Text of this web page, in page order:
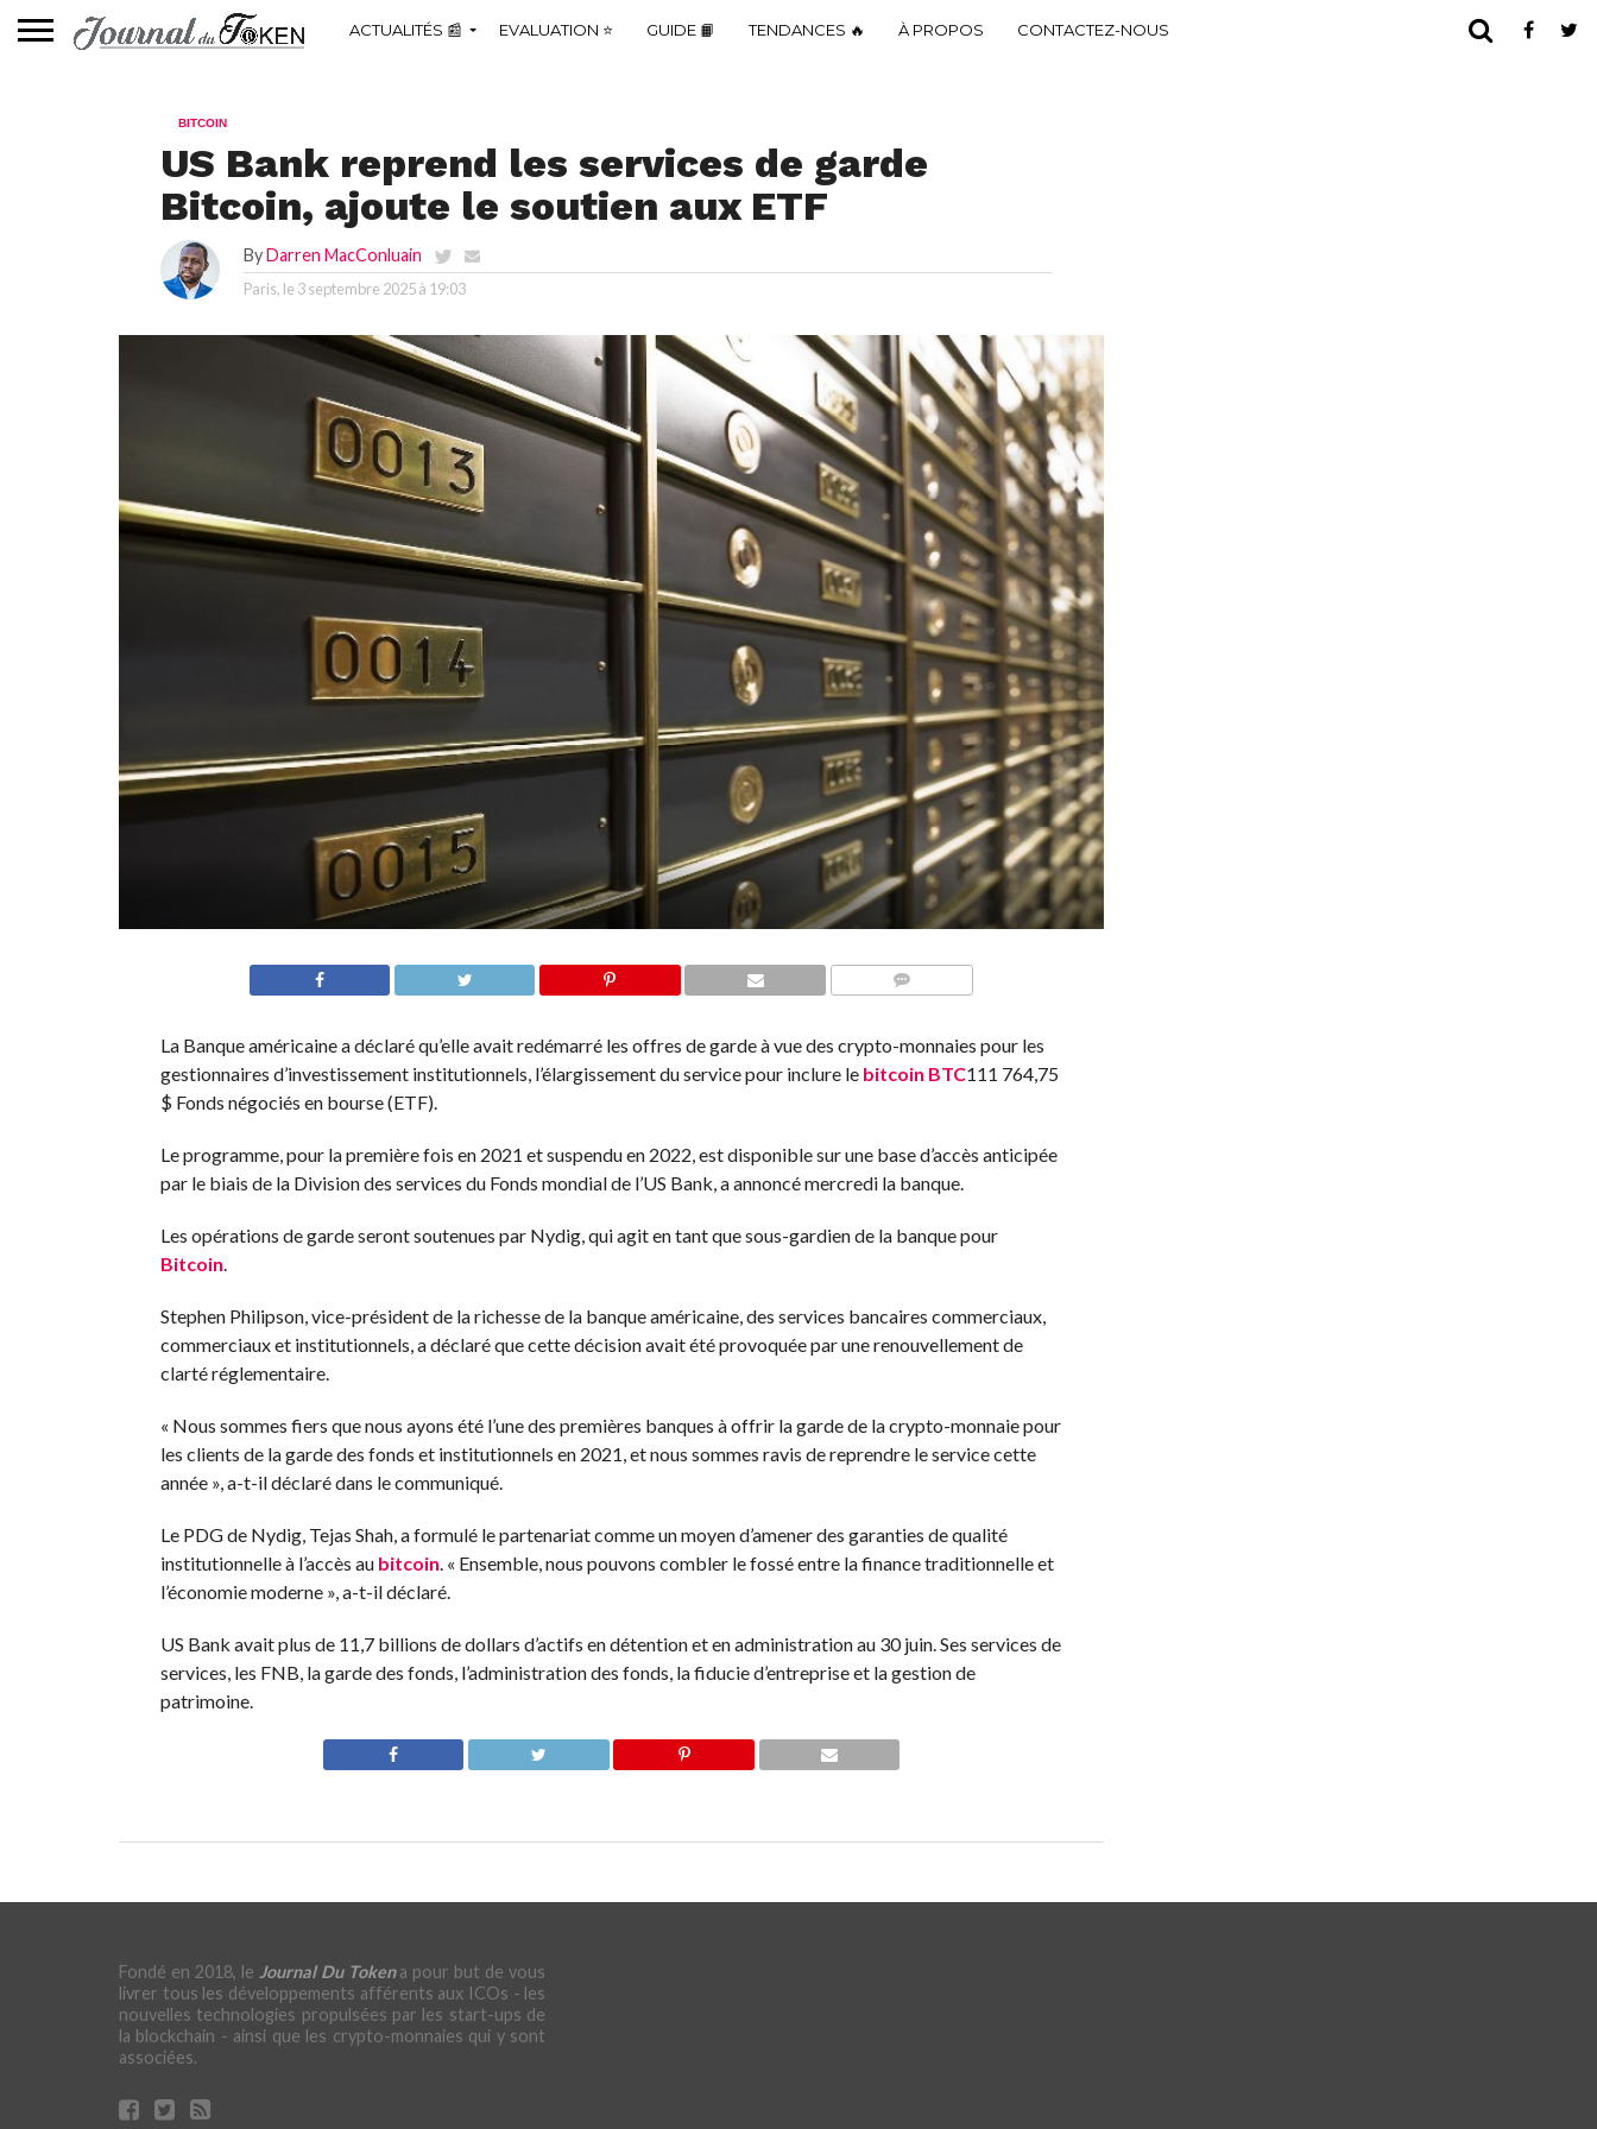
ACTUALITÉS 📰 EVALUATION ⭐ GUIDE 📙 TENDANCES 🔥 À PROPOS CONTACTEZ-NOUS
BITCOIN
US Bank reprend les services de garde
Bitcoin, ajoute le soutien aux ETF
ByDarren MacConluain
Paris, le 3 septembre 2025 à 19:03
La Banque américaine a déclaré qu’elle avait redémarré les offres de garde à vue des crypto-monnaies pour les
gestionnaires d’investissement institutionnels, l’élargissement du service pour inclure le bitcoin BTC111 764,75
$Fonds négociés en bourse (ETF).
Le programme, pour la première fois en 2021 et suspendu en 2022, est disponible sur une base d’accès anticipée
par le biais de la Division des services du Fonds mondial de l’US Bank, a annoncé mercredi la banque.
Les opérations de garde seront soutenues par Nydig, qui agit en tant que sous-gardien de la banque pour
Bitcoin.
Stephen Philipson, vice-président de la richesse de la banque américaine, des services bancaires commerciaux,
commerciaux et institutionnels, a déclaré que cette décision avait été provoquée par une renouvellement de
clarté réglementaire.
« Nous sommes fiers que nous ayons été l’une des premières banques à offrir la garde de la crypto-monnaie pour
les clients de la garde des fonds et institutionnels en 2021, et nous sommes ravis de reprendre le service cette
année », a-t-il déclaré dans le communiqué.
Le PDG de Nydig, Tejas Shah, a formulé le partenariat comme un moyen d’amener des garanties de qualité
institutionnelle à l’accès au bitcoin. « Ensemble, nous pouvons combler le fossé entre la finance traditionnelle et
l’économie moderne », a-t-il déclaré.
US Bank avait plus de 11,7 billions de dollars d’actifs en détention et en administration au 30 juin. Ses services de
services, les FNB, la garde des fonds, l’administration des fonds, la fiducie d’entreprise et la gestion de
patrimoine.
Fondé en 2018, le Journal Du Tokena pour but de vous
livrer tous les développements afférents aux ICOs - les
nouvelles technologies propulsées par les start-ups de
la blockchain - ainsi que les crypto-monnaies qui y sont
associées.